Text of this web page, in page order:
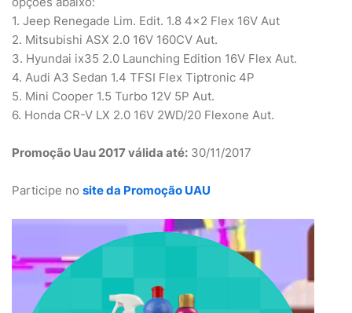
1. Jeep Renegade Lim. Edit. 1.8 4x2 Flex 16V Aut
2. Mitsubishi ASX 2.0 16V 160CV Aut.
3. Hyundai ix35 2.0 Launching Edition 16V Flex Aut.
4. Audi A3 Sedan 1.4 TFSI Flex Tiptronic 4P
5. Mini Cooper 1.5 Turbo 12V 5P Aut.
6. Honda CR-V LX 2.0 16V 2WD/20 Flexone Aut.
Promoção Uau 2017 válida até: 30/11/2017
Participe no site da Promoção UAU